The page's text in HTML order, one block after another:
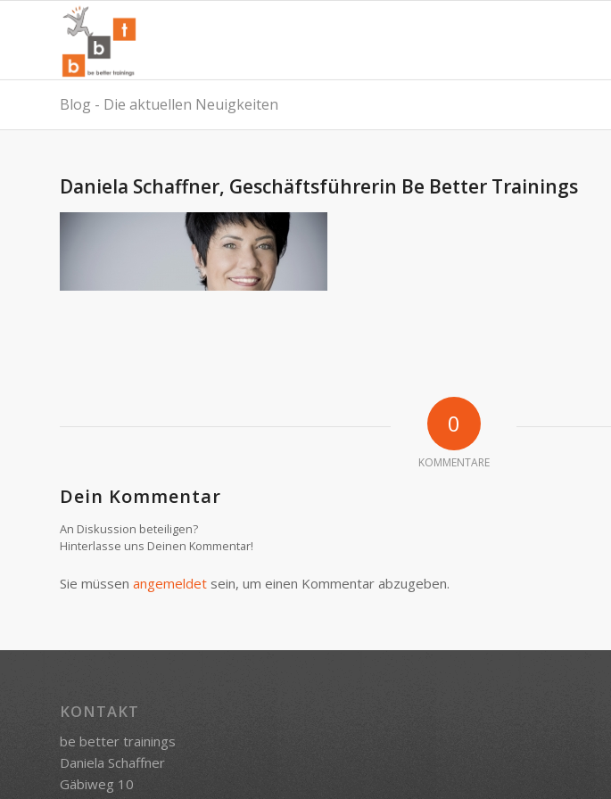
Blog - Die aktuellen Neuigkeiten
Daniela Schaffner, Geschäftsführerin Be Better Trainings
0
KOMMENTARE
Dein Kommentar
An Diskussion beteiligen?
Hinterlasse uns Deinen Kommentar!
Sie müssen angemeldet sein, um einen Kommentar abzugeben.
KONTAKT
be better trainings
Daniela Schaffner
Gäbiweg 10